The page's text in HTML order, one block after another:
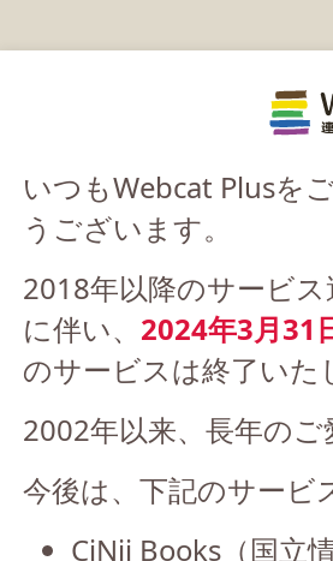
いつもWebcat Plusを
うございます。
2018年以降のサービ
に伴い、 2024年3月31
のサービスは終了いた
2002年以来、長年の
今後は、下記のサービ
CiNii Books（国立